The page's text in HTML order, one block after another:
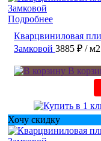
Подробнее
Кварцвиниловая
Замковой 3885 ₽ / м2
В
Хочу скидку